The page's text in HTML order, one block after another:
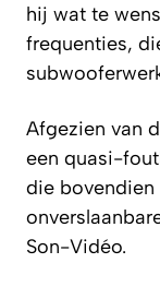
hij wat te
frequenties,
Afgezien van
een quasi-
die
Son-Vidéo.